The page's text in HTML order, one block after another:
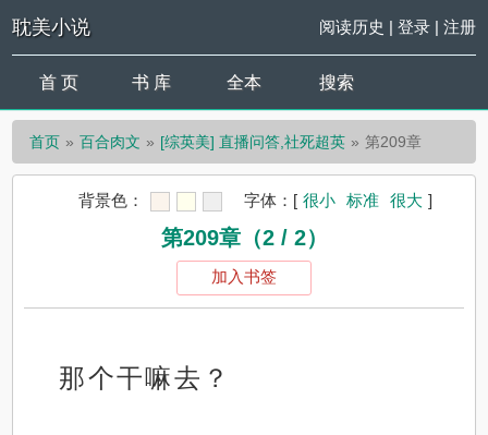
耽美小说 阅读历史 | 登录| 注册
首 页 书 库 全本 搜索
首页 百合肉文 [综英美] 直播问答,社死超英 第209章
背景色： 字体： [ 很小 标准 很大 ]
第209章（2 / 2）
加入书签
那个干嘛去？